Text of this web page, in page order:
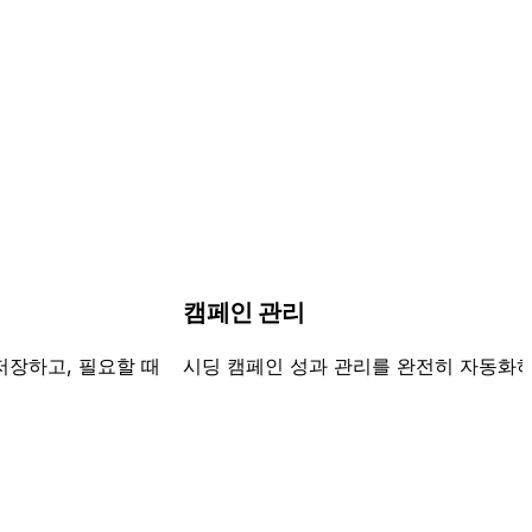
장하고, 필요할 때
캠페인 관리
시딩 캠페인 성과 관리를 완전히 자동화